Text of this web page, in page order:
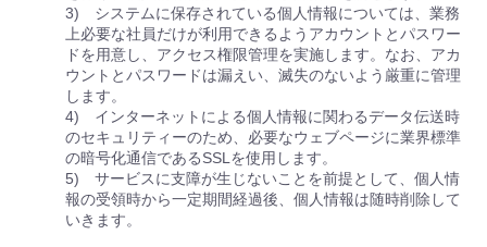
3) システムに保存されている個人情報については、業務
上必要な社員だけが利用できるようアカウントとパスワー
ドを用意し、アクセス権限管理を実施します。なお、アカ
ウントとパスワードは漏えい、滅失のないよう厳重に管理
します。
4) インターネットによる個人情報に関わるデータ伝送時
のセキュリティーのため、必要なウェブページに業界標準
の暗号化通信であるSSLを使用します。
5) サービスに支障が生じないことを前提として、個人情
報の受領時から一定期間経過後、個人情報は随時削除して
いきます。